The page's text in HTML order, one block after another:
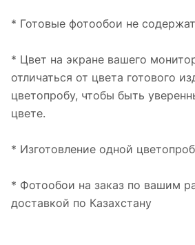
* Готовые фотообои не
* Цвет на экране вашего
отличаться от цвета готового
цветопробу, чтобы быть
цвете.
* Изготовление одной
* Фотообои на заказ по вашим
доставкой по Казахстану